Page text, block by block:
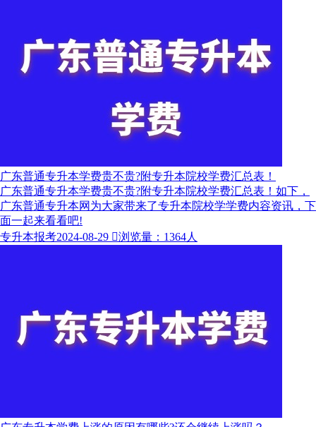
广东普通专升本学费贵不贵?附专升本院校学费汇总表！
广东普通专升本学费贵不贵?附专升本院校学费汇总表！如下，
广东普通专升本网为大家带来了专升本院校学学费内容资讯，下
面一起来看看吧!
专升本报考2024-08-29 浏览量：1364人